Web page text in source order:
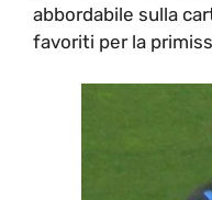
abbordabile sulla
favoriti per la